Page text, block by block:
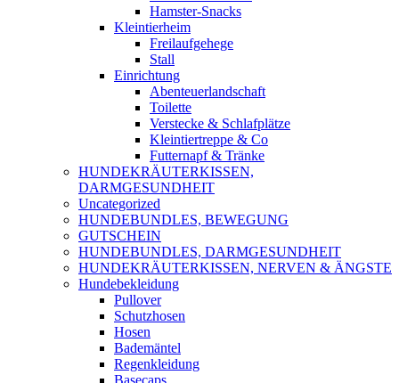
Hamster-Snacks
Kleintierheim
Freilaufgehege
Stall
Einrichtung
Abenteuerlandschaft
Toilette
Verstecke & Schlafplätze
Kleintiertreppe & Co
Futternapf & Tränke
HUNDEKRÄUTERKISSEN,
DARMGESUNDHEIT
Uncategorized
HUNDEBUNDLES, BEWEGUNG
GUTSCHEIN
HUNDEBUNDLES, DARMGESUNDHEIT
HUNDEKRÄUTERKISSEN, NERVEN & ÄNGSTE
Hundebekleidung
Pullover
Schutzhosen
Hosen
Bademäntel
Regenkleidung
Basecaps